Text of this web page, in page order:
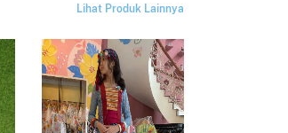
Lihat Produk Lainnya